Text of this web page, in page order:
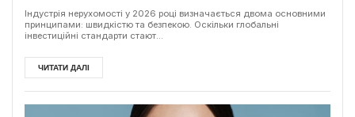
Індустрія нерухомості у 2026 році визначається двома основними
принципами: швидкістю та безпекою. Оскільки глобальні
інвестиційні стандарти стают...
ЧИТАТИ ДАЛІ